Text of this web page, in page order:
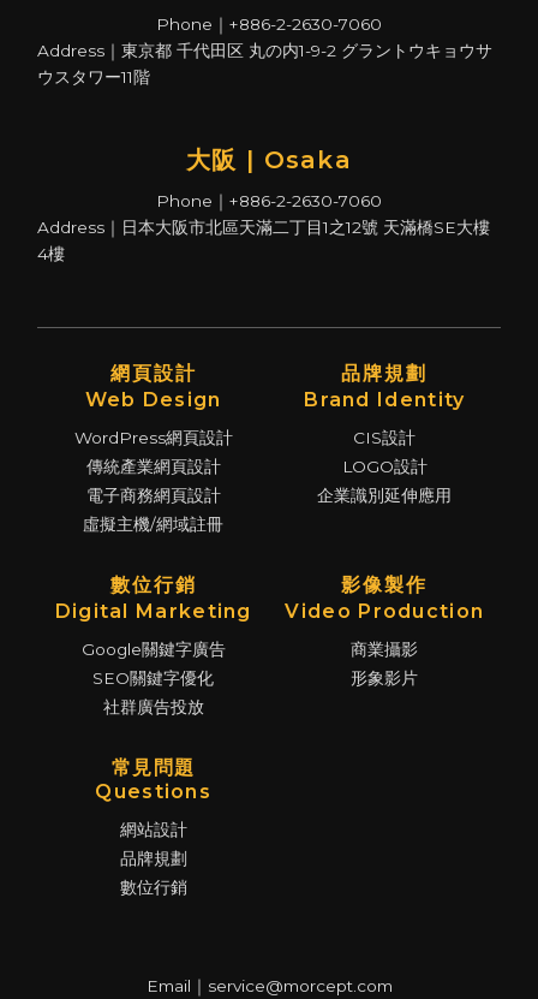
Phone｜+886-2-2630-7060
Address｜東京都 千代田区 丸の内1-9-2 グラントウキョウサ
ウスタワー11階
大阪 | Osaka
Phone｜+886-2-2630-7060
Address｜日本大阪市北區天滿二丁目1之12號 天滿橋SE大樓
4樓
網頁設計
Web Design
WordPress網頁設計
傳統產業網頁設計
電子商務網頁設計
虛擬主機/網域註冊
品牌規劃
Brand Identity
CIS設計
LOGO設計
企業識別延伸應用
數位行銷
Digital Marketing
Google關鍵字廣告
SEO關鍵字優化
社群廣告投放
影像製作
Video Production
商業攝影
形象影片
常見問題
Questions
網站設計
品牌規劃
數位行銷
Email｜service@morcept.com